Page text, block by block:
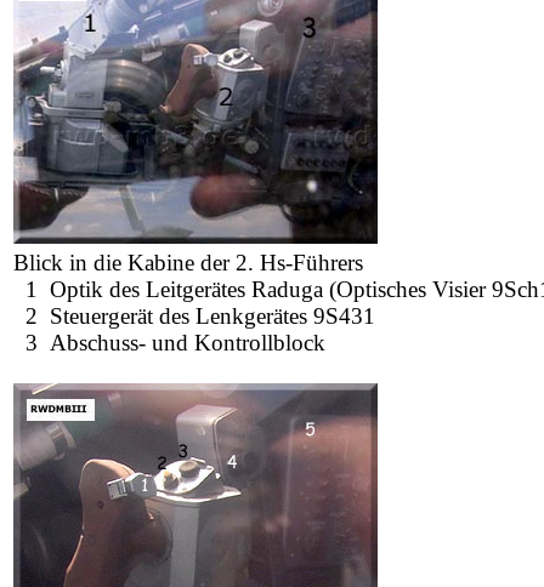
Blick in die Kabine der 2. Hs-Führers
1 Optik des Leitgerätes Raduga (Optisches Visier
2 Steuergerät des Lenkgerätes 9S431
3 Abschuss- und Kontrollblock